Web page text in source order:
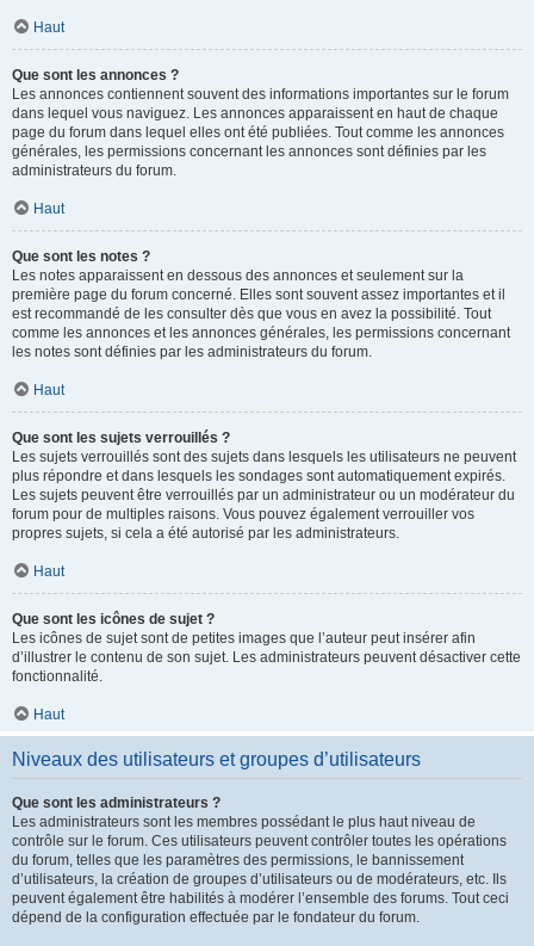
Haut
Que sont les annonces ?
Les annonces contiennent souvent des informations importantes sur le forum
dans lequel vous naviguez. Les annonces apparaissent en haut de chaque
page du forum dans lequel elles ont été publiées. Tout comme les annonces
générales, les permissions concernant les annonces sont définies par les
administrateurs du forum.
Haut
Que sont les notes ?
Les notes apparaissent en dessous des annonces et seulement sur la
première page du forum concerné. Elles sont souvent assez importantes et il
est recommandé de les consulter dès que vous en avez la possibilité. Tout
comme les annonces et les annonces générales, les permissions concernant
les notes sont définies par les administrateurs du forum.
Haut
Que sont les sujets verrouillés ?
Les sujets verrouillés sont des sujets dans lesquels les utilisateurs ne peuvent
plus répondre et dans lesquels les sondages sont automatiquement expirés.
Les sujets peuvent être verrouillés par un administrateur ou un modérateur du
forum pour de multiples raisons. Vous pouvez également verrouiller vos
propres sujets, si cela a été autorisé par les administrateurs.
Haut
Que sont les icônes de sujet ?
Les icônes de sujet sont de petites images que l’auteur peut insérer afin
d’illustrer le contenu de son sujet. Les administrateurs peuvent désactiver cette
fonctionnalité.
Haut
Niveaux des utilisateurs et groupes d’utilisateurs
Que sont les administrateurs ?
Les administrateurs sont les membres possédant le plus haut niveau de
contrôle sur le forum. Ces utilisateurs peuvent contrôler toutes les opérations
du forum, telles que les paramètres des permissions, le bannissement
d’utilisateurs, la création de groupes d’utilisateurs ou de modérateurs, etc. Ils
peuvent également être habilités à modérer l’ensemble des forums. Tout ceci
dépend de la configuration effectuée par le fondateur du forum.